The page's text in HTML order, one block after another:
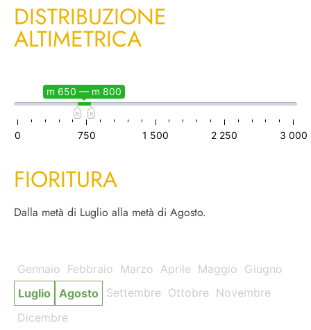
DISTRIBUZIONE
ALTIMETRICA
m 650 — m 800
0 750 1 500 2 250 3 000
FIORITURA
Dalla metà di Luglio alla metà di Agosto.
Gennaio Febbraio Marzo Aprile Maggio Giugno
Luglio
Agosto Settembre Ottobre Novembre
Dicembre